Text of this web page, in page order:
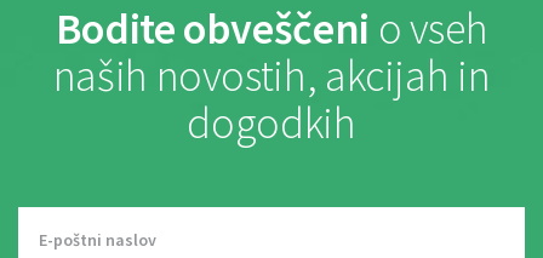
Bodite obveščeni o vseh
naših novostih, akcijah in
dogodkih